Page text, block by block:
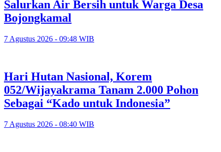
Salurkan Air Bersih untuk Warga Desa
Bojongkamal
7 Agustus 2026 - 09:48 WIB
Hari Hutan Nasional, Korem
052/Wijayakrama Tanam 2.000 Pohon
Sebagai “Kado untuk Indonesia”
7 Agustus 2026 - 08:40 WIB